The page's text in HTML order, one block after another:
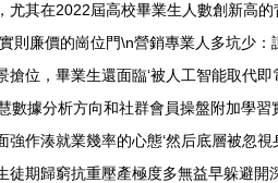
其在2022屆高校畢業生人數創新高
則廉價的崗位門\n營銷專業人多坑少
位，畢業生還面臨‘被人工智能取代
數據分析方向和社群會員操盤附加學
作湊就業幾率的心態‘然后底層被忽
期歸窮抗重壓產極度多無益早躲避